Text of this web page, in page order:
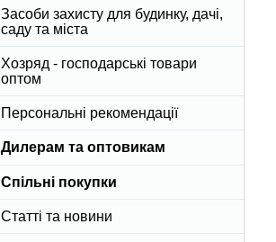
Засоби захисту для будинку, дачі,
саду та міста
Хозряд - господарські товари
оптом
Персональні рекомендації
Дилерам та оптовикам
Спільні покупки
Статті та новини